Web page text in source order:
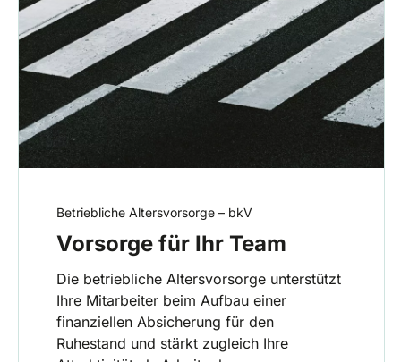
Betriebliche Altersvorsorge – bkV
Vorsorge für Ihr Team
Die betriebliche Altersvorsorge unterstützt
Ihre Mitarbeiter beim Aufbau einer
finanziellen Absicherung für den
Ruhestand und stärkt zugleich Ihre